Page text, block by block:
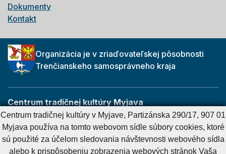
Dokumenty
Kontakt
Organizácia je v zriaďovateľskej pôsobnosti
Trenčianskeho samosprávneho kraja
Centrum tradičnej kultúry Myjava
Partizánska 290/17
907 01 Myjava
Cookies nastavenieCookies - viac informáciíVyhlásenie o prístupnosti
Centrum tradičnej kultúry v Myjave, Partizánska 290/17, 907 01
Myjava používa na tomto webovom sídle súbory cookies, ktoré
sú použité za účelom sledovania návštevnosti webového sídla
alebo k prispôsobeniu zobrazenia webových stránok Vaša